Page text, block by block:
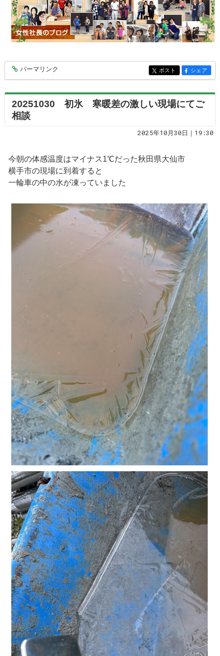
entry9995
パーマリンク entry9995
ポスト entry9995
シェア
20251030 初氷 寒暖差の激しい現場にてご
相談
2025年10月30日｜19:30
今朝の体感温度はマイナス1℃だった秋田県大仙市
横手市の現場に到着すると
一輪車の中の水が凍っていました